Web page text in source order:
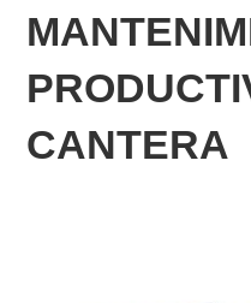
CANTERA